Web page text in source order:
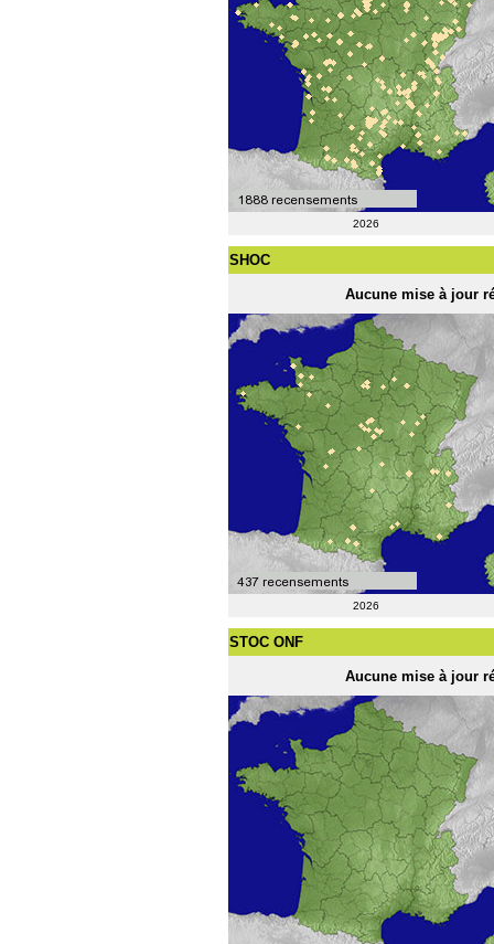
2026
SHOC
Aucune mise à jour
2026
STOC ONF
Aucune mise à jour